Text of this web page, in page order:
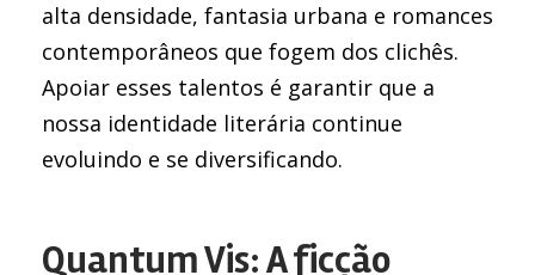
alta densidade, fantasia urbana e romances
contemporâneos que fogem dos clichês.
Apoiar esses talentos é garantir que a
nossa identidade literária continue
evoluindo e se diversificando.
Quantum Vis: A ficção